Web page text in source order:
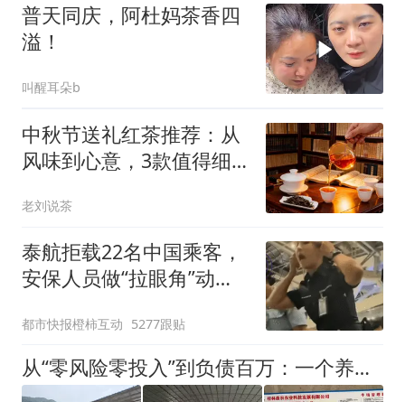
普天同庆，阿杜妈茶香四
溢！
叫醒耳朵b
中秋节送礼红茶推荐：从
风味到心意，3款值得细
老刘说茶
泰航拒载22名中国乘客，
安保人员做“拉眼角”动
拒绝登机决定由航司作
出；亲历者：曾承诺免费
改签但没兑现
都市快报橙柿互动 5277跟贴
从“零风险零投入”到负债百万：一个养牛项目崩盘后，谁该为农户的贷款买单丨红星调查